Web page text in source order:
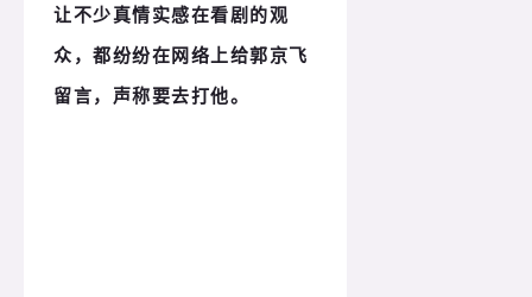
让不少真情实感在看剧的观
众，都纷纷在网络上给郭京飞
留言，声称要去打他。